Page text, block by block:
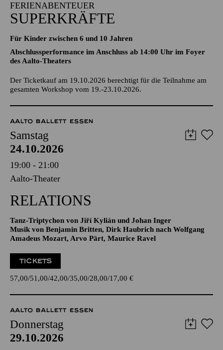
FERIENABENTEUER
SUPERKRÄFTE
Für Kinder zwischen 6 und 10 Jahren
Abschlussperformance im Anschluss ab 14:00 Uhr im Foyer
des Aalto-Theaters
Der Ticketkauf am 19.10.2026 berechtigt für die Teilnahme am
gesamten Workshop vom 19.-23.10.2026.
AALTO BALLETT ESSEN
Samstag
24.10.2026
19:00 - 21:00
Aalto-Theater
RELATIONS
Tanz-Triptychon von Jiří Kylián und Johan Inger
Musik von Benjamin Britten, Dirk Haubrich nach Wolfgang
Amadeus Mozart, Arvo Pärt, Maurice Ravel
TICKETS
57,00 51,00 42,00 35,00 28,00 17,00 €
AALTO BALLETT ESSEN
Donnerstag
29.10.2026